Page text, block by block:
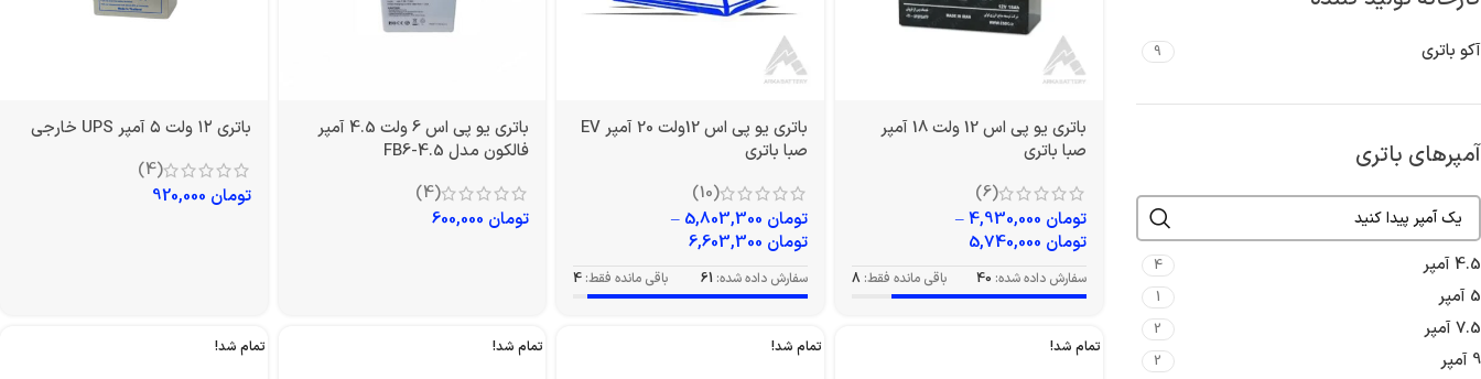
آکو باتری 9
آمپرهای باتری
4.5 آمپر 4
5 آمپر 1
7.5 آمپر 2
9 آمپر 2
باتری یو پی اس 12 ولت 18 آمپر
صبا باتری
(6)
تومان
–
تومان
سفارش داده شده: 40 باقی مانده فقط: 8
باتری یو پی اس 12ولت 20 آمپر EV
صبا باتری
(10)
تومان
–
تومان
سفارش داده شده: 61 باقی مانده فقط: 4
باتری یو پی اس 6 ولت 4.5 آمپر
فالکون مدل FB6-4.5
(4)
تومان
باتری ۱۲ ولت ۵ آمپر UPS خارجی
(4)
تومان
تمام شد! تمام شد! تمام شد! تمام شد!